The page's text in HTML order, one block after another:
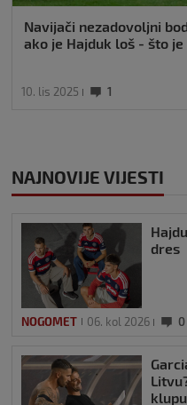
Navijači nezadovoljni
ako je Hajduk loš - što je
10. lis 2025 1
NAJNOVIJE VIJESTI
dres
NOGOMET 06. kol 2026 0
klupu